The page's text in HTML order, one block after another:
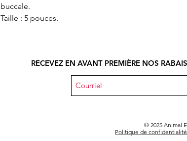
buccale.
Taille : 5 pouces.
RECEVEZ EN AVANT PREMIÈRE NOS
© 2025 Animal
Politique de confidentialité